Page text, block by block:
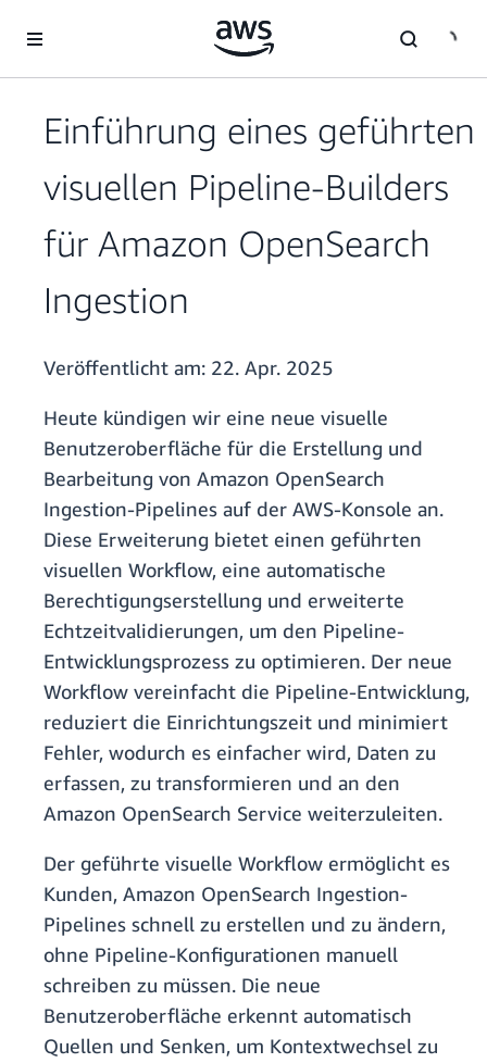
Überspringen zum Hauptinhalt
Einführung eines geführten
visuellen Pipeline-Builders
für Amazon OpenSearch
Ingestion
Veröffentlicht am: 22. Apr. 2025
Heute kündigen wir eine neue visuelle
Benutzeroberfläche für die Erstellung und
Bearbeitung von Amazon OpenSearch
Ingestion-Pipelines auf der AWS-Konsole an.
Diese Erweiterung bietet einen geführten
visuellen Workflow, eine automatische
Berechtigungserstellung und erweiterte
Echtzeitvalidierungen, um den Pipeline-
Entwicklungsprozess zu optimieren. Der neue
Workflow vereinfacht die Pipeline-Entwicklung,
reduziert die Einrichtungszeit und minimiert
Fehler, wodurch es einfacher wird, Daten zu
erfassen, zu transformieren und an den
Amazon OpenSearch Service weiterzuleiten.
Der geführte visuelle Workflow ermöglicht es
Kunden, Amazon OpenSearch Ingestion-
Pipelines schnell zu erstellen und zu ändern,
ohne Pipeline-Konfigurationen manuell
schreiben zu müssen. Die neue
Benutzeroberfläche erkennt automatisch
Quellen und Senken, um Kontextwechsel zu